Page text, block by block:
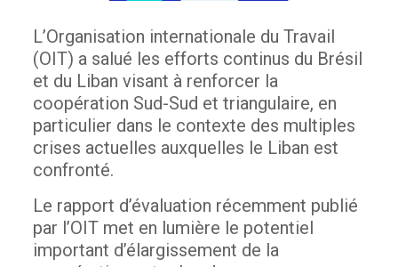
L’Organisation internationale du Travail
(OIT) a salué les efforts continus du Brésil
et du Liban visant à renforcer la
coopération Sud-Sud et triangulaire, en
particulier dans le contexte des multiples
crises actuelles auxquelles le Liban est
confronté.
Le rapport d’évaluation récemment publié
par l’OIT met en lumière le potentiel
important d’élargissement de la